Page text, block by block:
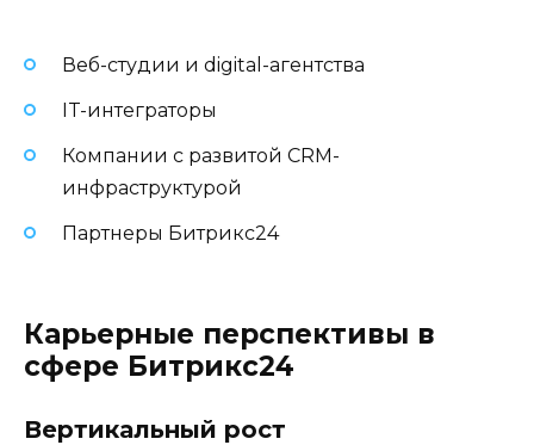
Веб-студии и digital-агентства
IT-интеграторы
Компании с развитой CRM-
инфраструктурой
Партнеры Битрикс24
Карьерные перспективы в
сфере Битрикс24
Вертикальный рост